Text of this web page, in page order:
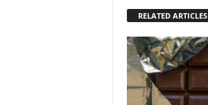
RELATED ARTICLES